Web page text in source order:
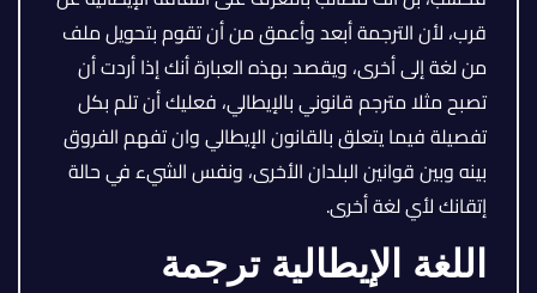
قرب، لأن الترجمة أبعد وأعمق من أن تقوم بتحويل ملف
من لغة إلى أخرى، ويقصد بهذه العبارة أنك إذا أردت أن
تصبح مثلا مترجم قانوني بالإيطالي، فعليك أن تلم بكل
تفصيلة فيما يتعلق بالقانون الإيطالي وان تفهم الفروق
بينه وبين قوانين البلدان الأخرى، ونفس الشيء في حالة
إتقانك لأي لغة أخرى.
اللغة الإيطالية ترجمة